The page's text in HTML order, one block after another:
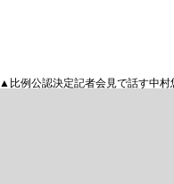
▲比例公認決定記者会見で話す中村